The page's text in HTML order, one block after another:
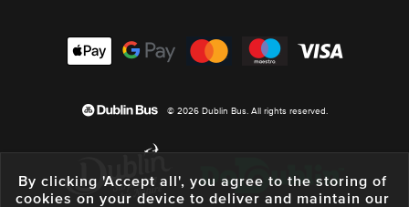
© 2026 Dublin Bus. All rights reserved.
By clicking 'Accept all', you agree to the storing of
cookies on your device to deliver and maintain our